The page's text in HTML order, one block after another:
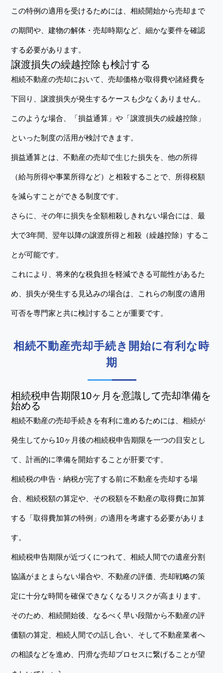
この特例の適用を受けるためには、相続開始から売却まで
の期間や、建物の解体・売却時期など、細かな要件を確認
する必要があります。
譲渡損失の繰越控除も検討する
相続不動産の売却において、売却価格が取得費や諸経費を
下回り、譲渡損失が発生するケースも少なくありません。
このような場合、「損益通算」や「譲渡損失の繰越控除」
といった制度の活用が検討できます。
損益通算とは、不動産の売却で生じた損失を、他の所得
（給与所得や事業所得など）と相殺することで、所得税額
を減らすことができる制度です。
さらに、その年に損失を全額相殺しきれない場合には、最
大で3年間、翌年以降の譲渡所得と相殺（繰越控除）するこ
とが可能です。
これにより、将来的な税負担を軽減できる可能性があるた
め、損失が発生する見込みの場合は、これらの制度の適用
可否を専門家と共に検討することが重要です。
相続不動産売却手続き開始に有利な時
期
相続税申告期限10ヶ月を意識して売却準備を
始める
相続不動産の売却手続きを有利に進めるためには、相続が
発生してから10ヶ月後の相続税申告期限を一つの目安とし
て、計画的に準備を開始することが肝要です。
相続税の申告・納税が完了する前に不動産を売却する場
合、相続税額の算定や、その税額を不動産の取得費に加算
する「取得費加算の特例」の適用を考慮する必要がありま
す。
相続税申告期限が近づくにつれて、相続人間での遺産分割
協議がまとまらない場合や、不動産の評価、売却戦略の策
定に十分な時間を確保できなくなるリスクが高まります。
そのため、相続開始後、なるべく早い段階から不動産の評
価額の算定、相続人間での話し合い、そして不動産業者へ
の相談などを進め、円滑な売却プロセスに繋げることが望